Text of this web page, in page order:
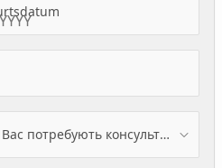
Скільки членів сім’ї крім Вас потребують консультації? / Wieviele Familienmitglieder brauchen Beratung - zusätzlich zu Ihnen?